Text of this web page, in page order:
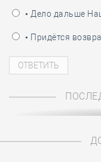
• Дело дальше
• Придётся